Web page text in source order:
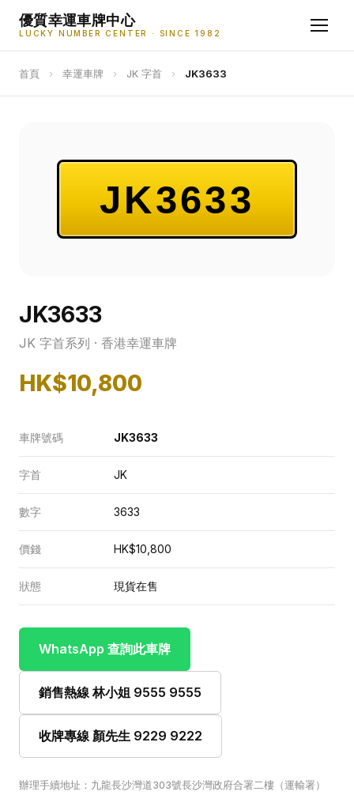
優質幸運車牌中心
LUCKY NUMBER CENTER · SINCE 1982
首頁 › 幸運車牌 › JK 字首 › JK3633
JK3633
JK3633
JK 字首系列 · 香港幸運車牌
HK$10,800
車牌號碼 JK3633
字首 JK
數字 3633
價錢 HK$10,800
狀態 現貨在售
WhatsApp 查詢此車牌
銷售熱線 林小姐 9555 9555
收牌專線 顏先生 9229 9222
辦理手續地址：九龍長沙灣道303號長沙灣政府合署二樓（運輸署）